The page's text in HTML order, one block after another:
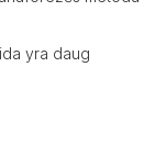
yra daug